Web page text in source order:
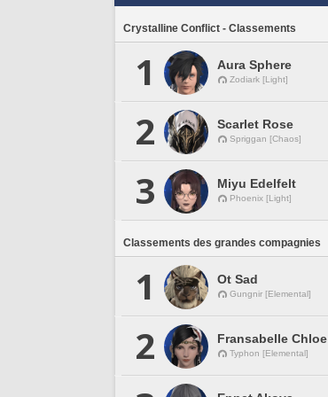
Crystalline Conflict - Classements
1 Aura Sphere
Zodiark [Light]
2 Scarlet Rose
Spriggan [Chaos]
3 Miyu Edelfelt
Phoenix [Light]
Classements des grandes compagnies
1 Ot Sad
Gungnir [Elemental]
2 Fransabelle Chloe
Typhon [Elemental]